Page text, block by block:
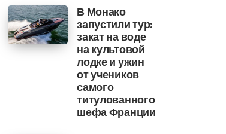
В Монако
запустили тур:
закат на воде
на культовой
лодке и ужин
от учеников
самого
титулованного
шефа Франции